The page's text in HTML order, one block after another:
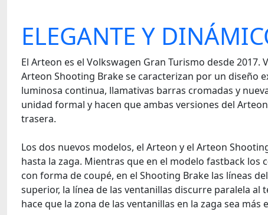
ELEGANTE Y
El Arteon es el Volkswagen Gran Turismo desde
Arteon Shooting Brake se caracterizan por un diseño
luminosa continua, llamativas barras cromadas y
unidad formal y hacen que ambas versiones del
trasera.
Los dos nuevos modelos, el Arteon y el Arteon
hasta la zaga. Mientras que en el modelo fastback
con forma de coupé, en el Shooting Brake las líneas
superior, la línea de las ventanillas discurre paralela
hace que la zona de las ventanillas en la zaga sea